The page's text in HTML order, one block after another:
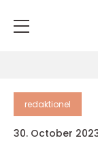
redaktionel
30. October